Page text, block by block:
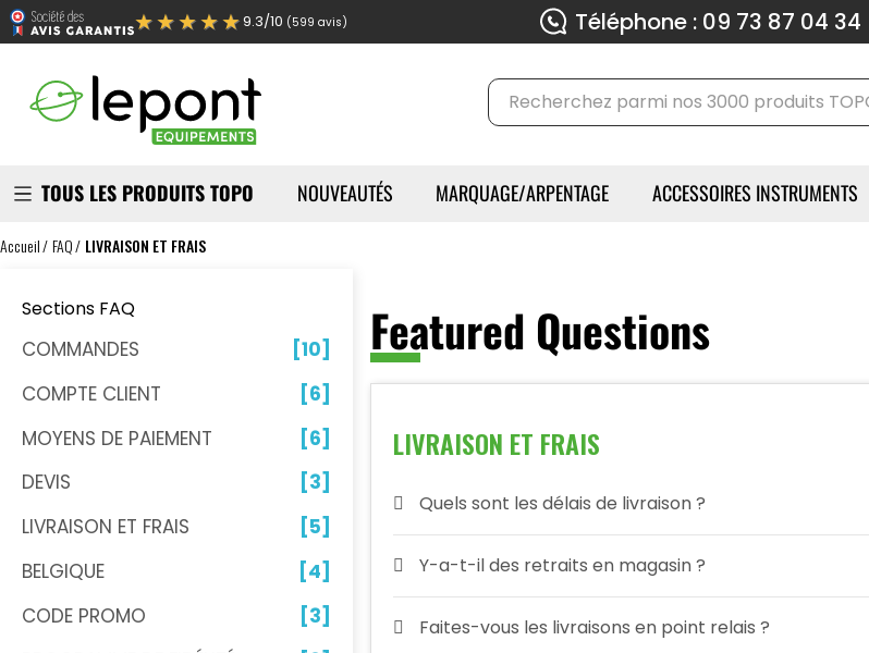
★★★★★9.3/10 (599 avis) Téléphone : 09 73 87 04 34
TOUS LES PRODUITS TOPO NOUVEAUTÉS MARQUAGE/ARPENTAGE ACCESSOIRES INSTRUMENTS
Accueil FAQ LIVRAISON ET FRAIS
Sections FAQ
COMMANDES
[10]
COMPTE CLIENT
[6]
MOYENS DE PAIEMENT
[6]
DEVIS
[3]
LIVRAISON ET FRAIS
[5]
BELGIQUE
[4]
CODE PROMO
[3]
Featured Questions
LIVRAISON ET FRAIS
Quels sont les délais de livraison ?
Y-a-t-il des retraits en magasin ?
Faites-vous les livraisons en point relais ?